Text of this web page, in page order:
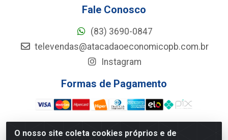
O nosso site coleta cookies próprios e de
Fale Conosco
(83) 3690-0847
televendas@atacadaoeconomicopb.com.br
Instagram
Formas de Pagamento